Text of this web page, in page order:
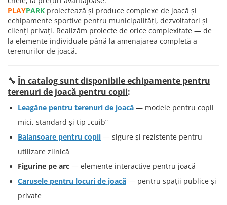
PLAYPARK proiectează și produce complexe de joacă și
echipamente sportive pentru municipalități, dezvoltatori și
clienți privați. Realizăm proiecte de orice complexitate — de
la elemente individuale până la amenajarea completă a
terenurilor de joacă.
🔧 În catalog sunt disponibile echipamente pentru
terenuri de joacă pentru copii:
Leagăne pentru terenuri de joacă — modele pentru copii
mici, standard și tip „cuib”
Balansoare pentru copii — sigure și rezistente pentru
utilizare zilnică
Figurine pe arc — elemente interactive pentru joacă
Carusele pentru locuri de joacă — pentru spații publice și
private